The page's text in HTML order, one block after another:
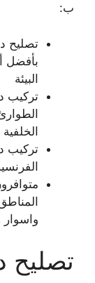
ب:
تصليح
بأفضل
البيئة
تركيب
تركيب
تصليح